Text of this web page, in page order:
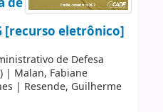
[recurso eletrônico]
de Defesa
| Malan, Fabiane
| Resende, Guilherme